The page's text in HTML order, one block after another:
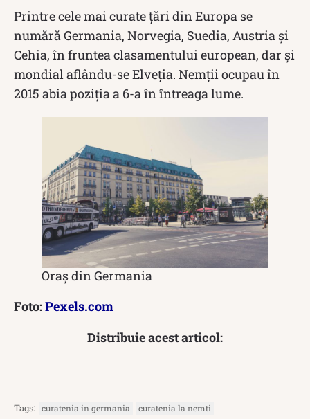
Printre cele mai curate ţări din Europa se
numără Germania, Norvegia, Suedia, Austria şi
Cehia, în fruntea clasamentului european, dar şi
mondial aflându-se Elveţia. Nemții ocupau în
2015 abia poziția a 6-a în întreaga lume.
Oraș din Germania
Foto:Pexels.com
Distribuie acest articol:
Tags: curatenia in germania curatenia la nemti